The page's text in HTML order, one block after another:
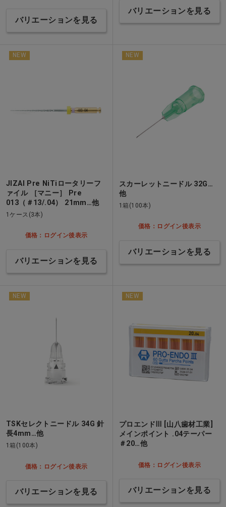
バリエーションを見る
バリエーションを見る
NEW
JIZAI Pre NiTiロータリーフ
ァイル ［マニー］ Pre
013（＃13/.04） 21mm…他
1ケース(3本)
価格：ログイン後表示
バリエーションを見る
NEW
スカーレットニードル 32G…
他
1箱(100本)
価格：ログイン後表示
バリエーションを見る
NEW
TSKセレクトニードル 34G 針
長4mm…他
1箱(100本)
価格：ログイン後表示
バリエーションを見る
NEW
プロエンドⅢ [山八歯材工業]
メインポイント .04テーパー
＃20…他
価格：ログイン後表示
バリエーションを見る